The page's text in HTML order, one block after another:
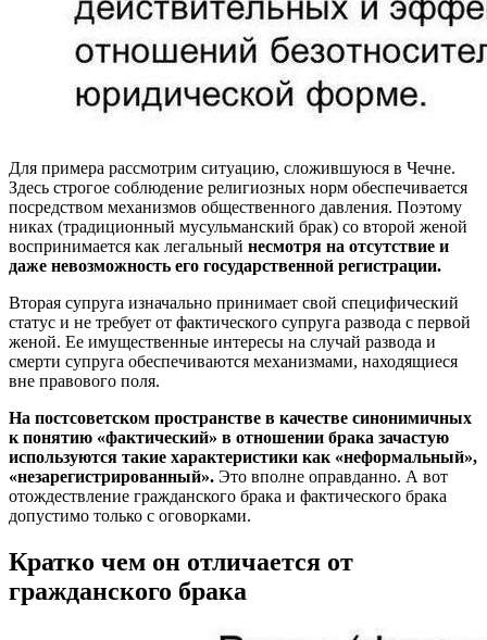
Для примера рассмотрим ситуацию, сложившуюся в Чечне.
Здесь строгое соблюдение религиозных норм обеспечивается
посредством механизмов общественного давления. Поэтому
никах (традиционный мусульманский брак) со второй женой
воспринимается как легальный несмотря на отсутствие и
даже невозможность его государственной регистрации.
Вторая супруга изначально принимает свой специфический
статус и не требует от фактического супруга развода с первой
женой. Ее имущественные интересы на случай развода и
смерти супруга обеспечиваются механизмами, находящиеся
вне правового поля.
На постсоветском пространстве в качестве синонимичных
к понятию «фактический» в отношении брака зачастую
используются такие характеристики как «неформальный»,
«незарегистрированный». Это вполне оправданно. А вот
отождествление гражданского брака и фактического брака
допустимо только с оговорками.
Кратко чем он отличается от
гражданского брака